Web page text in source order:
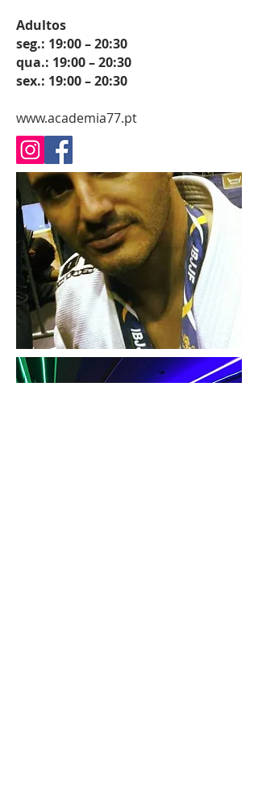
Adultos
seg.: 19:00 – 20:30
qua.: 19:00 – 20:30
sex.: 19:00 – 20:30
www.academia77.pt